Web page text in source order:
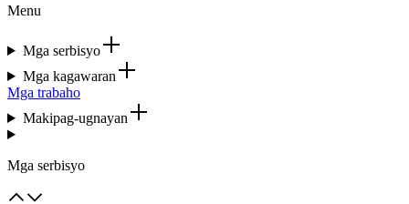
Menu
Mga serbisyo
Mga kagawaran
Mga trabaho
Makipag-ugnayan
Mga serbisyo